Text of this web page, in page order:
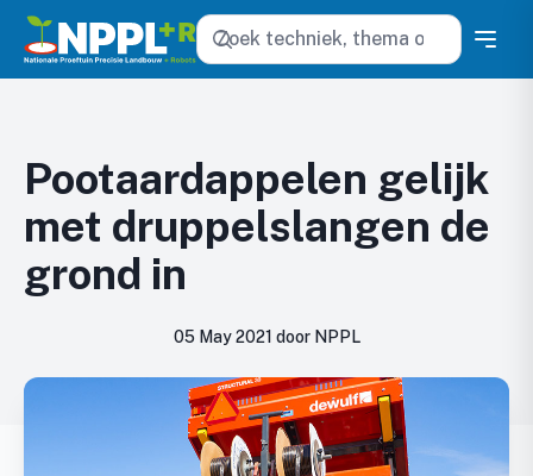
Zoeken
Pootaardappelen gelijk
met druppelslangen de
grond in
05 May 2021 door NPPL